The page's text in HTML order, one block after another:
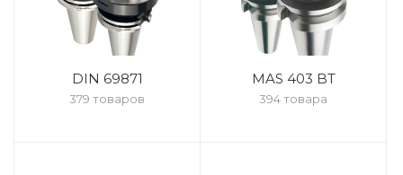
DIN 69871
379 товаров
MAS 403 BT
394 товара